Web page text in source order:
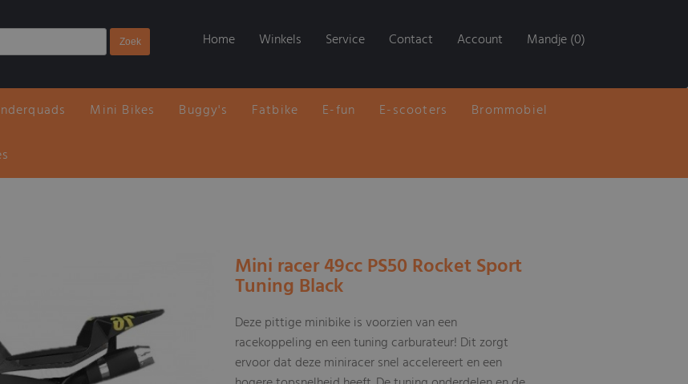
Home Winkels Service Contact Account Mandje (0)
Mini Bikes Buggy's Fatbike E-fun E-scooters Brommobiel
Mini racer 49cc PS50 Rocket Sport
Tuning Black
Deze pittige minibike is voorzien van een
racekoppeling en een tuning carburateur! Dit zorgt
ervoor dat deze miniracer snel accelereert en een